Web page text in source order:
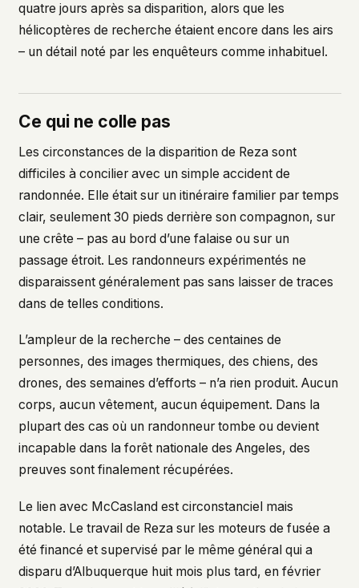
quatre jours après sa disparition, alors que les
hélicoptères de recherche étaient encore dans les airs
– un détail noté par les enquêteurs comme inhabituel.
Ce qui ne colle pas
Les circonstances de la disparition de Reza sont
difficiles à concilier avec un simple accident de
randonnée. Elle était sur un itinéraire familier par temps
clair, seulement 30 pieds derrière son compagnon, sur
une crête – pas au bord d’une falaise ou sur un
passage étroit. Les randonneurs expérimentés ne
disparaissent généralement pas sans laisser de traces
dans de telles conditions.
L’ampleur de la recherche – des centaines de
personnes, des images thermiques, des chiens, des
drones, des semaines d’efforts – n’a rien produit. Aucun
corps, aucun vêtement, aucun équipement. Dans la
plupart des cas où un randonneur tombe ou devient
incapable dans la forêt nationale des Angeles, des
preuves sont finalement récupérées.
Le lien avec McCasland est circonstanciel mais
notable. Le travail de Reza sur les moteurs de fusée a
été financé et supervisé par le même général qui a
disparu d’Albuquerque huit mois plus tard, en février